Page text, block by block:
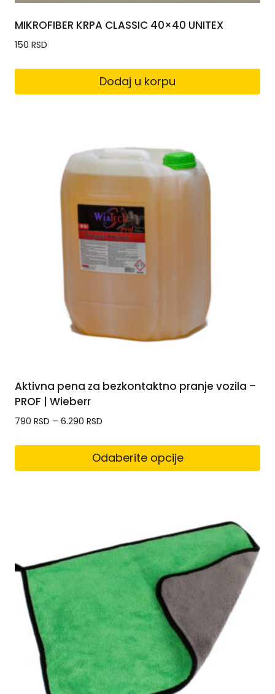
MIKROFIBER KRPA CLASSIC 40×40 UNITEX
150 RSD
Dodaj u korpu
Aktivna pena za bezkontaktno pranje vozila –
PROF | Wieberr
790 RSD – 6.290 RSD
Odaberite opcije